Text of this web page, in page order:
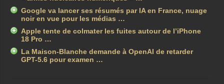
Google va lancer ses résumés par IA en France, nuage
noir en vue pour les médias …
Apple tente de colmater les fuites autour de l’iPhone
18 Pro …
La Maison-Blanche demande à OpenAI de retarder
GPT-5.6 pour examen …